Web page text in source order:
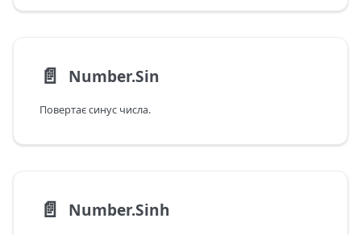
📄️ Number.Sin
Повертає синус числа.
📄️ Number.Sinh